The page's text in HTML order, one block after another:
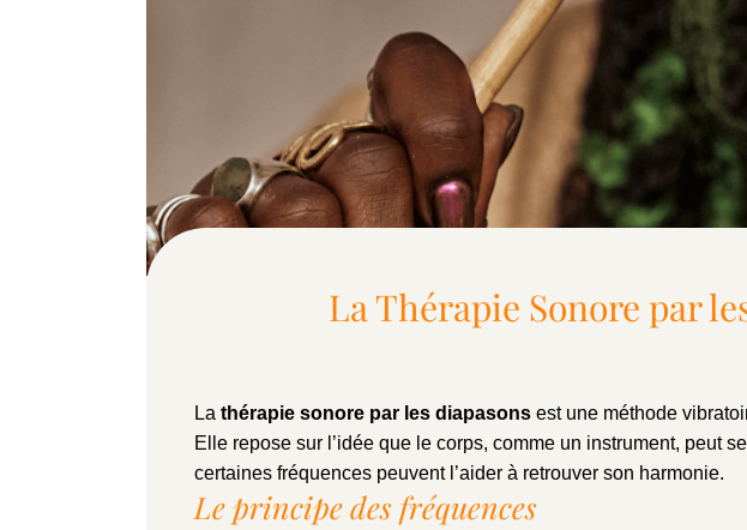
La Thérapie Sonore par
La thérapie sonore par les diapasons est une méthode
Elle repose sur l’idée que le corps, comme un instrument, peut
certaines fréquences peuvent l’aider à retrouver son harmonie.
Le principe des fréquences